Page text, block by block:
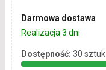
Darmowa dostawa
Realizacja 3 dni
Dostępność: 30 sztuk